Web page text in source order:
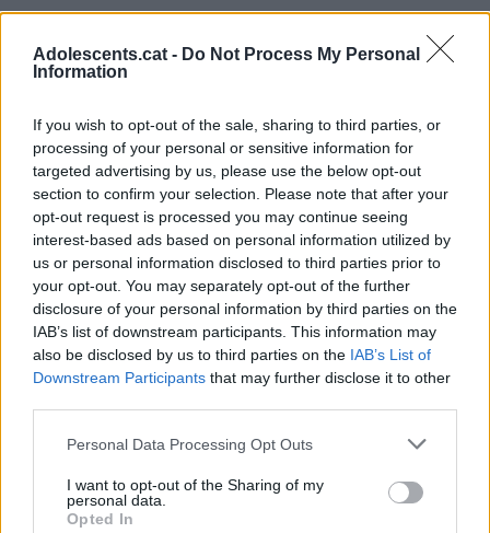
Adolescents.cat - Do Not Process My Personal
Information
If you wish to opt-out of the sale, sharing to third parties, or
processing of your personal or sensitive information for
targeted advertising by us, please use the below opt-out
section to confirm your selection. Please note that after your
opt-out request is processed you may continue seeing
interest-based ads based on personal information utilized by
us or personal information disclosed to third parties prior to
your opt-out. You may separately opt-out of the further
disclosure of your personal information by third parties on the
IAB’s list of downstream participants. This information may
also be disclosed by us to third parties on the IAB’s List of
Downstream Participants that may further disclose it to other
Personal Data Processing Opt Outs
I want to opt-out of the Sharing of my
personal data.
Opted In
La nit és especialment emocional i magnètica.
Evolució emocional:passes de buscar validació
Clau del dia:mostrar-te tal com ets realment.
♍ Verge
Aquest dijous et demana menys control emocional i
més flexibilitat interna.
Durant el matí pots voler entendre-ho tot
racionalment, però hi haurà emocions o situacions
que només podràs comprendre des del que sents.
En l’amor, és un bon dia per expressar sentiments
sense intentar controlar tant el resultat.
Si tens parella, hi haurà més proximitat emocional
quan deixeu espai a la naturalitat. Si estàs solter/a,